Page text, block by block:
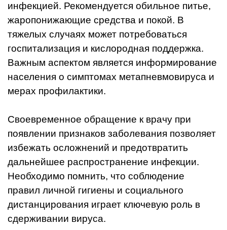
инфекцией. Рекомендуется обильное питье,
жаропонижающие средства и покой. В
тяжелых случаях может потребоваться
госпитализация и кислородная поддержка.
Важным аспектом является информирование
населения о симптомах метапневмовируса и
мерах профилактики.
Своевременное обращение к врачу при
появлении признаков заболевания позволяет
избежать осложнений и предотвратить
дальнейшее распространение инфекции.
Необходимо помнить, что соблюдение
правил личной гигиены и социального
дистанцирования играет ключевую роль в
сдерживании вируса.